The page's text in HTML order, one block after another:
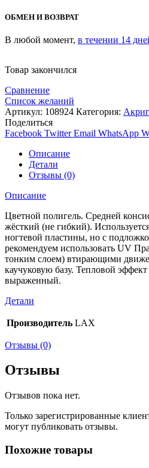
ОБМЕН И ВОЗВРАТ
В любой момент, в течении 14
Товар закончился
Сравнение
Список желаний
Артикул: 108924 Категория:
Поделиться
Facebook Twitter Email WhatsApp
Описание
Детали
Отзывы (0)
Описание
Цветной полигель. Средней
жёсткий (не гибкий).
ногтевой пластины, но с
рекомендуем использовать UV
тонким слоем) втирающими
каучуковую базу. Тепловой эффект
выраженный.
Детали
Производитель LAX
Отзывы (0)
Отзывы
Отзывов пока нет.
Только зарегистрированные
могут публиковать отзывы.
Похожие товары